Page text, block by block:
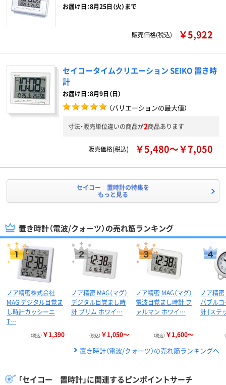
お届け日：8月25日（火）まで
販売価格(税込) ￥5,922
セイコータイムクリエーション SEIKO 置き時
計
お届け日：8月9日（日）
（バリエーションの最大値）
寸法・販売単位違いの商品が2商品あります
販売価格(税込) ￥5,480～￥7,050
セイコー 置時計の特集を
もっと見る
置き時計（電波/クォーツ）の売れ筋ランキング
ノア精密株式会社
MAG デジタル目覚ま
し時計カッシーニ
T…
（税込） ￥1,390
ノア精密 MAG（マグ）
デジタル目覚まし時
計 ブリム ホワイ…
（税込） ￥1,050～
ノア精密 MAG（マグ）
電波目覚まし時計 フ
ァルマン ホワイ…
（税込） ￥1,600～
ノア精密
バブル
計 [ステ
置き時計（電波/クォーツ）の売れ筋ランキングへ
「セイコー 置時計」に関連するピンポイントサーチ